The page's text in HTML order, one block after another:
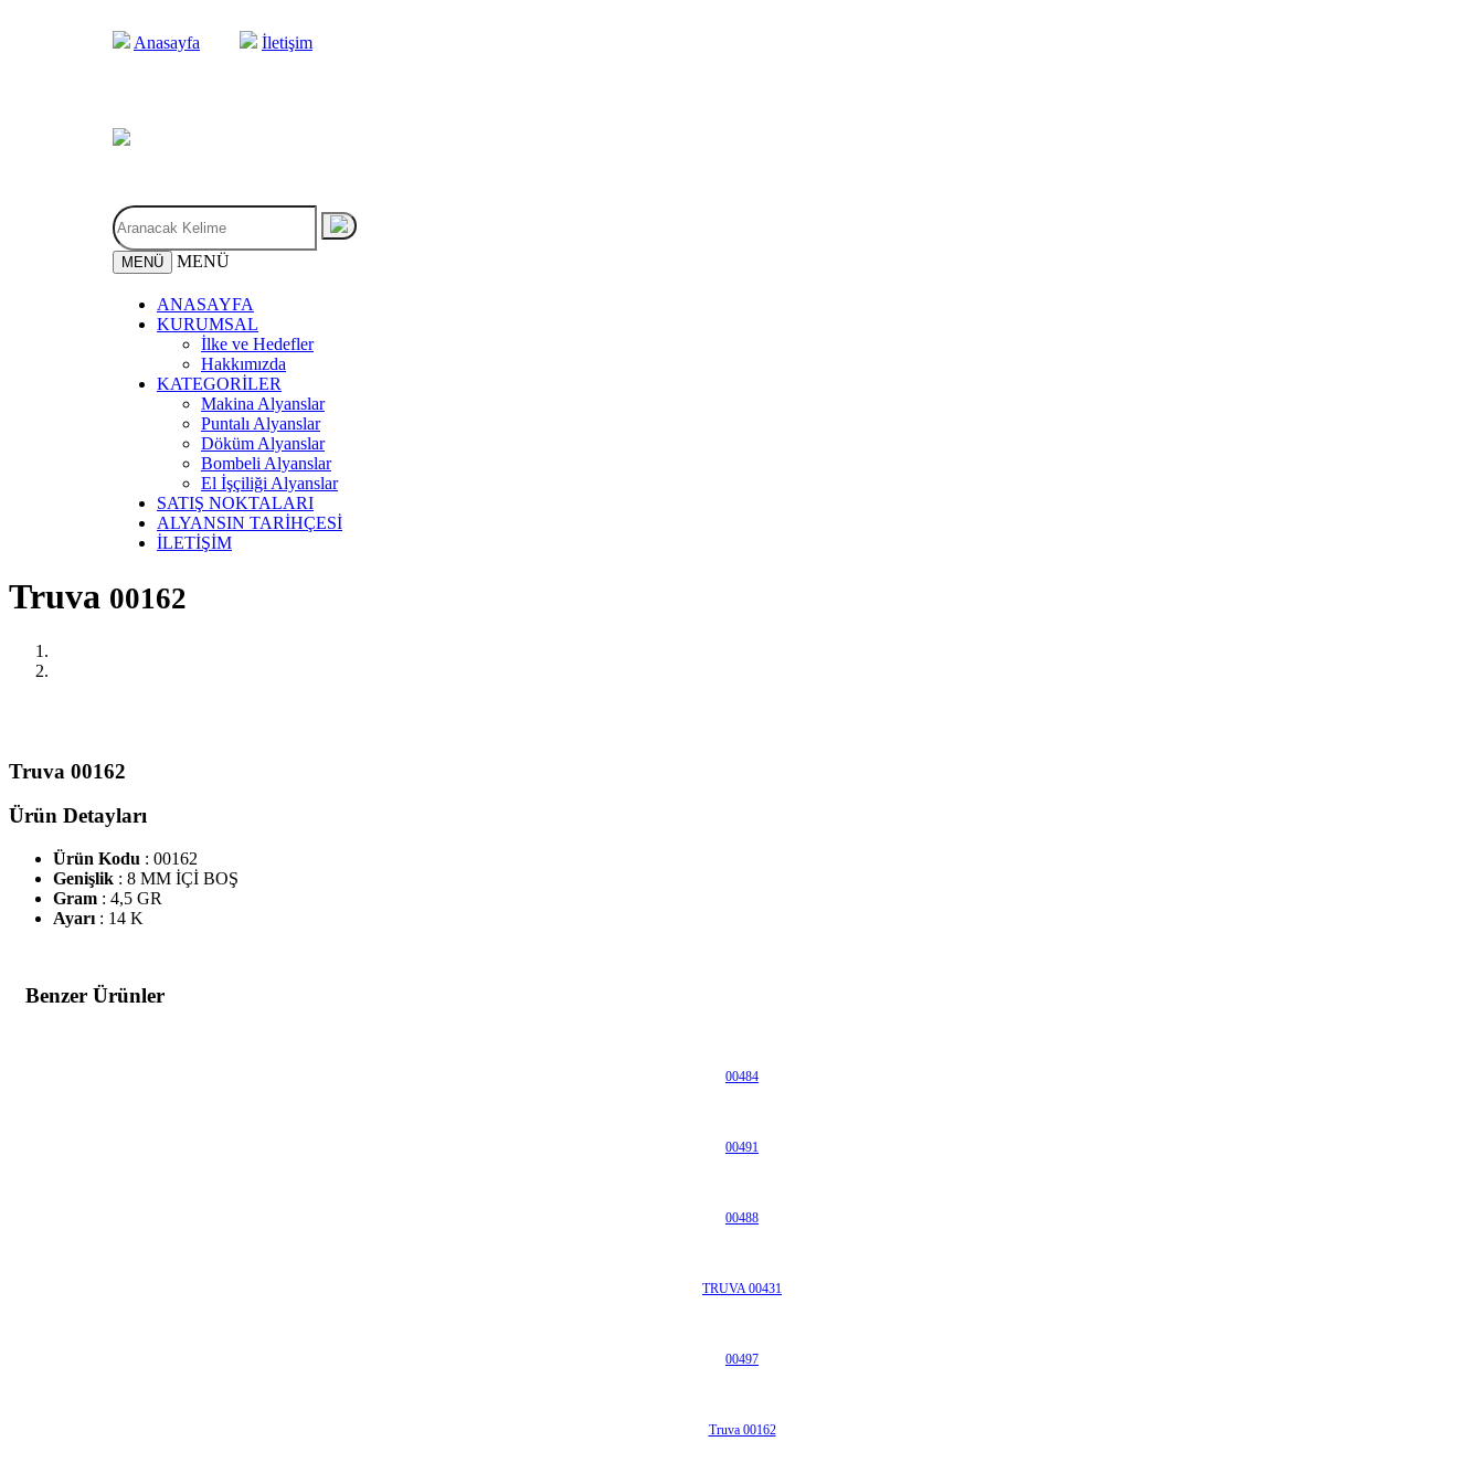
Anasayfa İletişim
MENÜ MENÜ
ANASAYFA
KURUMSAL
İlke ve Hedefler
Hakkımızda
KATEGORİLER
Makina Alyanslar
Puntalı Alyanslar
Döküm Alyanslar
Bombeli Alyanslar
El İşçiliği Alyanslar
SATIŞ NOKTALARI
ALYANSIN TARİHÇESİ
İLETİŞİM
Truva 00162
Truva 00162
Ürün Detayları
Ürün Kodu : 00162
Genişlik : 8 MM İÇİ BOŞ
Gram : 4,5 GR
Ayarı : 14 K
Benzer Ürünler
00484
00491
00488
TRUVA 00431
00497
Truva 00162